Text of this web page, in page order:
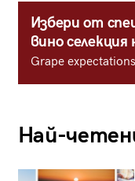
Избери от
вино
Grape
Най-